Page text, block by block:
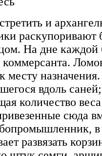
и
раскупоривают
На дне каждой
месту
вдоль
количество
сюда
в
развязать